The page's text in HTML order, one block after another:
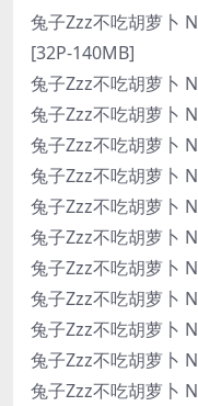
兔子Zzz不吃胡萝卜
[32P-140MB]
兔子Zzz不吃胡萝卜
兔子Zzz不吃胡萝卜
兔子Zzz不吃胡萝卜
兔子Zzz不吃胡萝卜
兔子Zzz不吃胡萝卜
兔子Zzz不吃胡萝卜
兔子Zzz不吃胡萝卜
兔子Zzz不吃胡萝卜
兔子Zzz不吃胡萝卜
兔子Zzz不吃胡萝卜
兔子Zzz不吃胡萝卜